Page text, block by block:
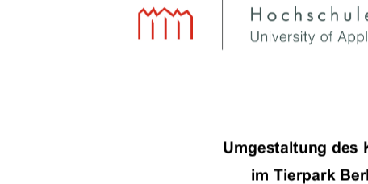
Umgestaltung des
im Tierpark